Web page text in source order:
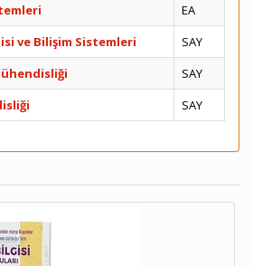
EA
ve Bilişim Sistemleri
SAY
SAY
SAY